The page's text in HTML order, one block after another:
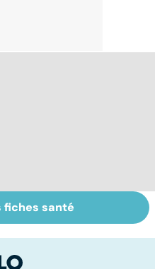
Intestin irritable :
le régime
solution ?
fiches santé